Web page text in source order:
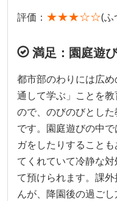
評価： ★★★☆☆(ふ
満足：園庭遊
都市部のわりには広
通して学ぶ」ことを
ので、のびのびとし
です。園庭遊びの中
ガをしたりすること
てくれていて冷静な
て預けられます。課
んが、降園後の過ご